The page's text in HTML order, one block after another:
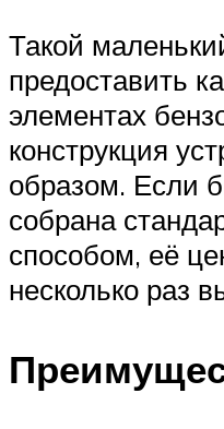
Такой
предоставить
элементах
конструкция
образом. Если
собрана
способом, её
несколько раз